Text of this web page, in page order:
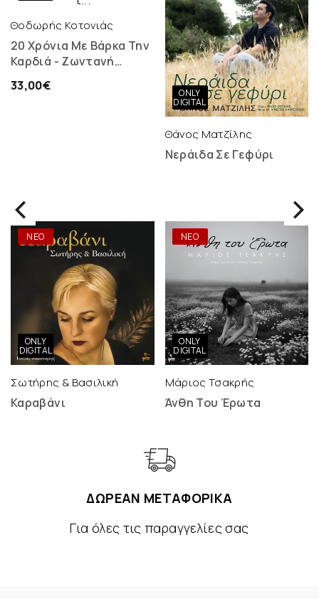
Θοδωρής Κοτονιάς
20 Χρόνια Με Βάρκα Την
Καρδιά - Ζωντανή
33,00€
ΝΕΟ
ONLY
DIGITAL
Σωτήρης & Βασιλική
Καραβάνι
ONLY
DIGITAL
Θάνος Ματζίλης
Νεράιδα Σε Γεφύρι
ΝΕΟ
ONLY
DIGITAL
Μάριος Τσακρής
Άνθη Του Έρωτα
ΔΩΡΕΑΝ ΜΕΤΑΦΟΡΙΚΑ
Για όλες τις παραγγελίες σας